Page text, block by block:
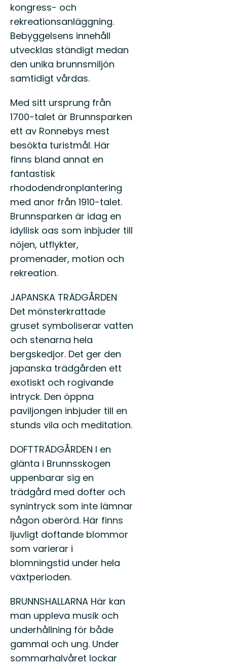
kongress- och
rekreationsanläggning.
Bebyggelsens innehåll
utvecklas ständigt medan
den unika brunnsmiljön
samtidigt vårdas.
Med sitt ursprung från
1700-talet är Brunnsparken
ett av Ronnebys mest
besökta turistmål. Här
finns bland annat en
fantastisk
rhododendronplantering
med anor från 1910-talet.
Brunnsparken är idag en
idyllisk oas som inbjuder till
nöjen, utflykter,
promenader, motion och
rekreation.
JAPANSKA TRÄDGÅRDEN
Det mönsterkrattade
gruset symboliserar vatten
och stenarna hela
bergskedjor. Det ger den
japanska trädgården ett
exotiskt och rogivande
intryck. Den öppna
paviljongen inbjuder till en
stunds vila och meditation.
DOFTTRÄDGÅRDEN I en
glänta i Brunnsskogen
uppenbarar sig en
trädgård med dofter och
synintryck som inte lämnar
någon oberörd. Här finns
ljuvligt doftande blommor
som varierar i
blomningstid under hela
växtperioden.
BRUNNSHALLARNA Här kan
man uppleva musik och
underhållning för både
gammal och ung. Under
sommarhalvåret lockar